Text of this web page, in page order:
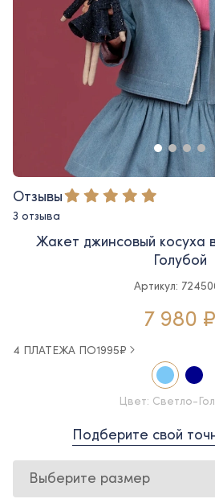
Отзывы
3 отзыва
Жакет джинсовый косуха
Голубой
Артикул:
7 980 ₽
4 ПЛАТЕЖА ПО1995₽
Цвет: Светло-
Подберите свой
Выберите размер